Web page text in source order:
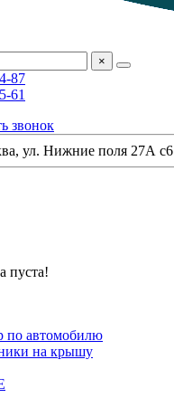
×
87
61
звонок
ул. Нижние поля 27А с6
пуста!
по автомобилю
на крышу